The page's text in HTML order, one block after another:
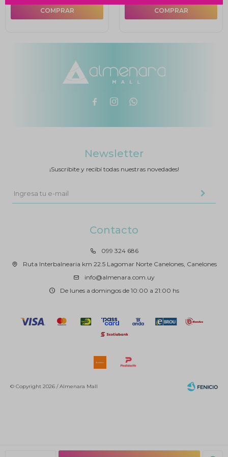
  
Contacto
099 324 686
Ruta Interbalnearia km 22.5 Lagomar Norte Canelones, Canelones
info@almenara.com.uy
De lunes a domingos de 10:00 a 21:00 hs
Newsletter
¡Suscribite y recibí todas nuestras novedades!
© Copyright 2026 / Almenara Mall